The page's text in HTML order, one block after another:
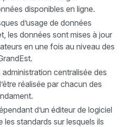
disponibles en ligne.
d’usage de données
les données sont mises à jour
en une fois au niveau des
centralisée des
réalisée par chacun des
d’un éditeur de logiciel
les standards sur lesquels ils